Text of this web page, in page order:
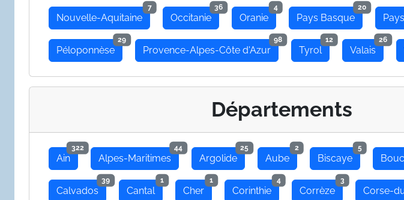
Nouvelle-Aquitaine
7
Occitanie
36
Oranie
4
Pays Basque
20
Péloponnèse
29
Provence-Alpes-Côte d'Azur
98
Tyrol
12
Valais
26
Départements
Ain
322
Alpes-Maritimes
44
Argolide
25
Aube
2
Biscaye
5
Calvados
39
Cantal
1
Cher
1
Corinthie
4
Corrèze
3
Corse-